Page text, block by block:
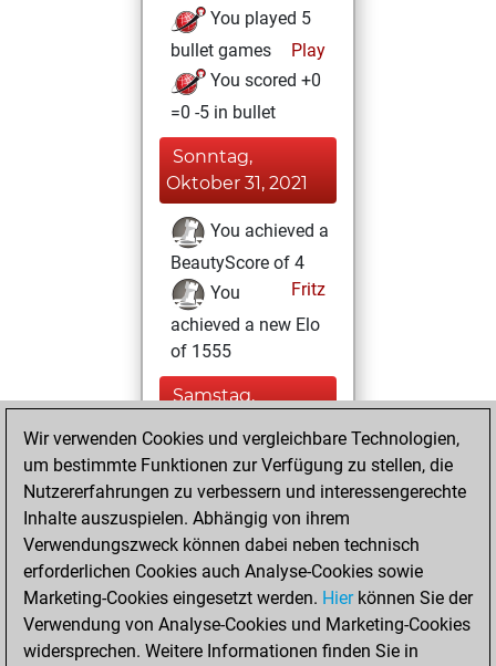
You played 5
bullet games
Play
You scored +0
=0 -5 in bullet
Sonntag,
Oktober 31, 2021
You achieved a
BeautyScore of 4
Fritz
You
achieved a new Elo
of 1555
Samstag,
You created
your Fritz account
Fritz
played 1 blitz games
Play
You
scored +0 =0 -1 in
blitz
Wir verwenden Cookies und vergleichbare Technologien,
um bestimmte Funktionen zur Verfügung zu stellen, die
Nutzererfahrungen zu verbessern und interessengerechte
Inhalte auszuspielen. Abhängig von ihrem
Verwendungszweck können dabei neben technisch
erforderlichen Cookies auch Analyse-Cookies sowie
Marketing-Cookies eingesetzt werden. Hierkönnen Sie der
Verwendung von Analyse-Cookies und Marketing-Cookies
widersprechen. Weitere Informationen finden Sie in